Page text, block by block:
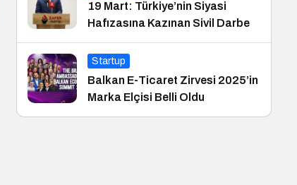
19 Mart: Türkiye’nin Siyasi
Hafızasına Kazınan Sivil Darbe
Startup
Balkan E-Ticaret Zirvesi 2025’in
Marka Elçisi Belli Oldu